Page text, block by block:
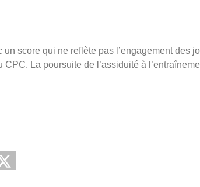
score qui ne reflète pas l’engagement des
La poursuite de l’assiduité à